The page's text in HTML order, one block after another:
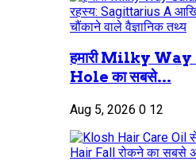
हमारी Milky
Hole का सबसे...
Aug 5, 2026 0 12